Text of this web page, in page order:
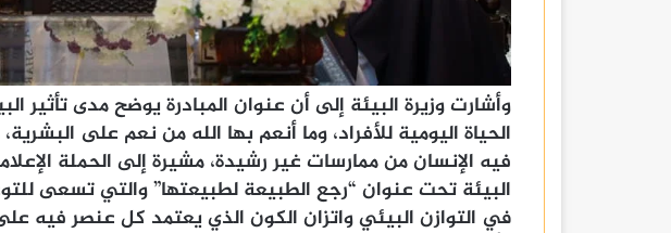
وأشارت وزيرة البيئة إلى أن عنوان المبادرة يوضح مدى تأثير
الحياة اليومية للأفراد، وما أنعم بها الله من نعم على
فيه الإنسان من ممارسات غير رشيدة، مشيرة إلى الحملة
البيئة تحت عنوان “رجع الطبيعة لطبيعتها” والتي تسعى
في التوازن البيئي واتزان الكون الذي يعتمد كل عنصر فيه